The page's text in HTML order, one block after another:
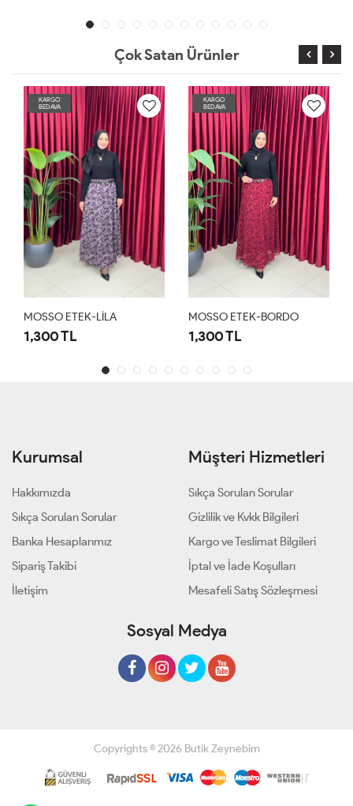
Çok Satan Ürünler
KARGO
BEDAVA
MOSSO ETEK-LİLA
1,300 TL
KARGO
BEDAVA
MOSSO ETEK-BORDO
1,300 TL
Kurumsal
Hakkımızda
Sıkça Sorulan Sorular
Banka Hesaplarımız
Sipariş Takibi
İletişim
Müşteri Hizmetleri
Sıkça Sorulan Sorular
Gizlilik ve Kvkk Bilgileri
Kargo ve Teslimat Bilgileri
İptal ve İade Koşulları
Mesafeli Satış Sözleşmesi
Sosyal Medya
Copyrights © 2026 Butik Zeynebim